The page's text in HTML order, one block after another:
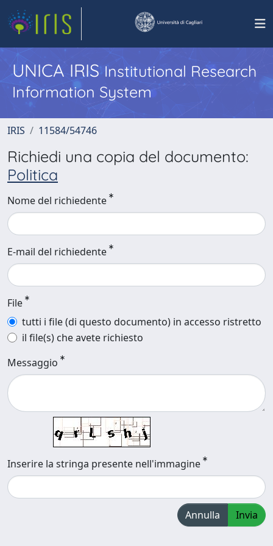
UNICA IRISInstitutional Research
Information System
IRIS 11584/54746
Richiedi una copia del documento:
Politica
Nome del richiedente
E-mail del richiedente
File
tutti i file (di questo documento) in accesso ristretto
il file(s) che avete richiesto
Messaggio
Inserire la stringa presente nell'immagine
Annulla Invia